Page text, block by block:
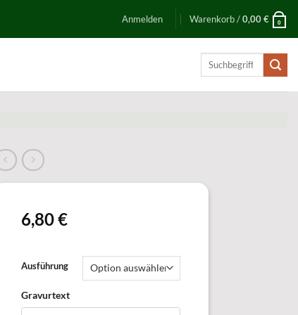
Anmelden Warenkorb /0,00€ 0
Suchen
6,80€
Ausführung
Gravurtext